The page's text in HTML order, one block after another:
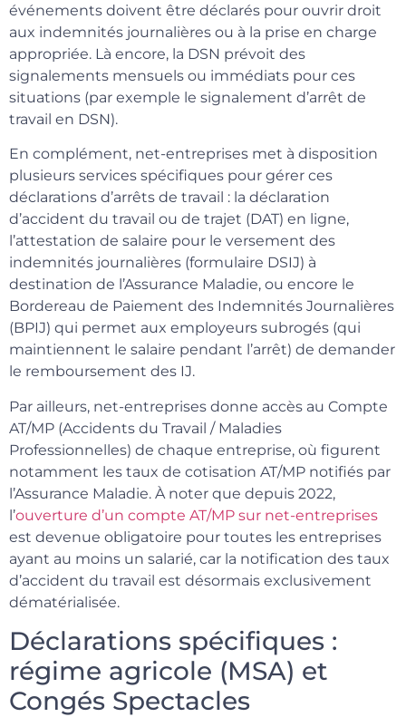
événements doivent être déclarés pour ouvrir droit
aux indemnités journalières ou à la prise en charge
appropriée. Là encore, la DSN prévoit des
signalements mensuels ou immédiats pour ces
situations (par exemple le signalement d’arrêt de
travail en DSN).
En complément, net-entreprises met à disposition
plusieurs services spécifiques pour gérer ces
déclarations d’arrêts de travail : la déclaration
d’accident du travail ou de trajet (DAT) en ligne,
l’attestation de salaire pour le versement des
indemnités journalières (formulaire DSIJ) à
destination de l’Assurance Maladie, ou encore le
Bordereau de Paiement des Indemnités Journalières
(BPIJ) qui permet aux employeurs subrogés (qui
maintiennent le salaire pendant l’arrêt) de demander
le remboursement des IJ.
Par ailleurs, net-entreprises donne accès au Compte
AT/MP (Accidents du Travail / Maladies
Professionnelles) de chaque entreprise, où figurent
notamment les taux de cotisation AT/MP notifiés par
l’Assurance Maladie. À noter que depuis 2022,
l’ouverture d’un compte AT/MP sur net-entreprises
est devenue obligatoire pour toutes les entreprises
ayant au moins un salarié, car la notification des taux
d’accident du travail est désormais exclusivement
dématérialisée.
Déclarations spécifiques :
régime agricole (MSA) et
Congés Spectacles